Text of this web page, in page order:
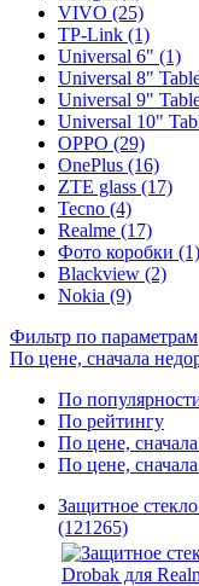
VIVO (25)
TP-Link (1)
Universal 6" (1)
Universal 8"
Universal 9"
Universal 10"
OPPO (29)
OnePlus (16)
ZTE glass (17)
Tecno (4)
Realme (17)
Фото коробки (1)
Blackview (2)
Nokia (9)
Фильтр по параметрам
По цене, сначала
По
По рейтингу
По цене,
По цене,
Защитное
(121265)